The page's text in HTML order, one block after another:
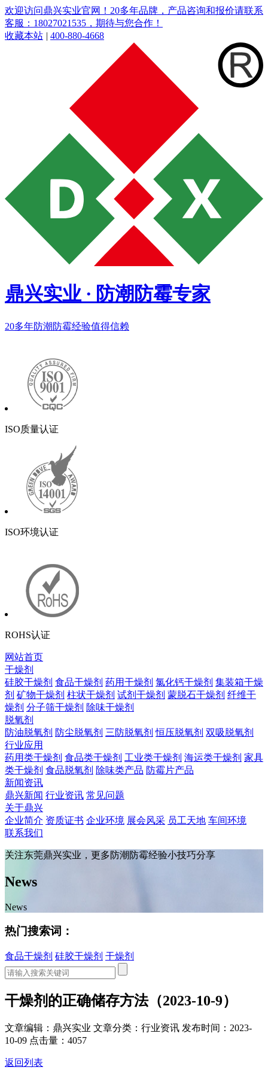
欢迎访问鼎兴实业官网！20多年品牌，产品咨询和报价请联系
客服：18027021535，期待与您合作！
收藏本站 | 400-880-4668
鼎兴实业 · 防潮防霉专家
20多年防潮防霉经验值得信赖
ISO质量认证
ISO环境认证
ROHS认证
网站首页
干燥剂
硅胶干燥剂 食品干燥剂 药用干燥剂 氯化钙干燥剂 集装箱干燥
剂 矿物干燥剂 柱状干燥剂 试剂干燥剂 蒙脱石干燥剂 纤维干
燥剂 分子筛干燥剂 除味干燥剂
脱氧剂
防油脱氧剂 防尘脱氧剂 三防脱氧剂 恒压脱氧剂 双吸脱氧剂
行业应用
药用类干燥剂 食品类干燥剂 工业类干燥剂 海运类干燥剂 家具
类干燥剂 食品脱氧剂 除味类产品 防霉片产品
新闻资讯
鼎兴新闻 行业资讯 常见问题
关于鼎兴
企业简介 资质证书 企业环境 展会风采 员工天地 车间环境
联系我们
关注东莞鼎兴实业，更多防潮防霉经验小技巧分享
News
News
热门搜索词：
食品干燥剂 硅胶干燥剂 干燥剂
干燥剂的正确储存方法（2023-10-9）
文章编辑：鼎兴实业 文章分类：行业资讯 发布时间：2023-
10-09 点击量：4057
返回列表